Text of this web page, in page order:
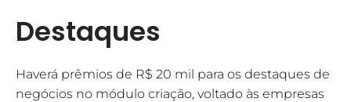
Destaques
Haverá prêmios de R$ 20 mil para os destaques de
negócios no módulo criação, voltado às empresas